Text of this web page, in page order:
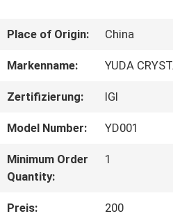
ÜBER
UNS
AUSFLUG
Place of Origin: China
Markenname: YUDA
Zertifizierung: IGI
Model Number: YD001
Minimum Order
Quantity:
1
Preis: 200